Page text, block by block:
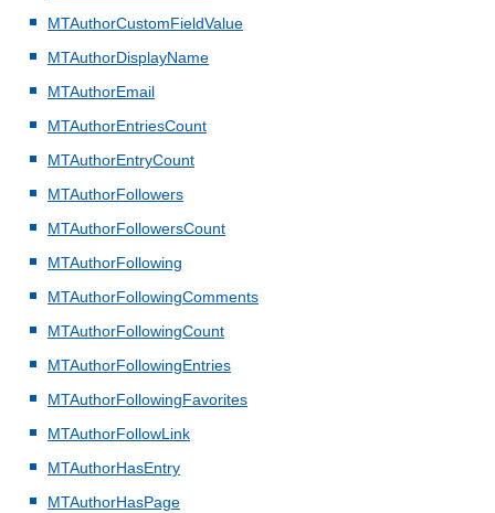
MTAuthorCustomFieldValue
MTAuthorDisplayName
MTAuthorEmail
MTAuthorEntriesCount
MTAuthorEntryCount
MTAuthorFollowers
MTAuthorFollowersCount
MTAuthorFollowing
MTAuthorFollowingComments
MTAuthorFollowingCount
MTAuthorFollowingEntries
MTAuthorFollowingFavorites
MTAuthorFollowLink
MTAuthorHasEntry
MTAuthorHasPage